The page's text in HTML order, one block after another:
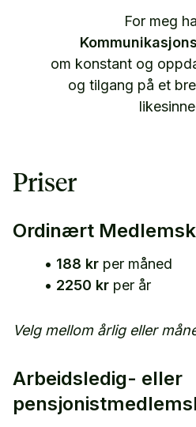
For meg
om konstant og
og tilgang på et
Priser
Ordinært
• 188 kr per måned
• 2250 kr per år
Velg mellom årlig eller
Arbeidsledig- eller